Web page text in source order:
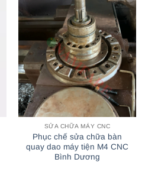
SỬA CHỮA MÁY CNC
Phục chế sửa chữa bàn
quay dao máy tiện M4 CNC
Bình Dương